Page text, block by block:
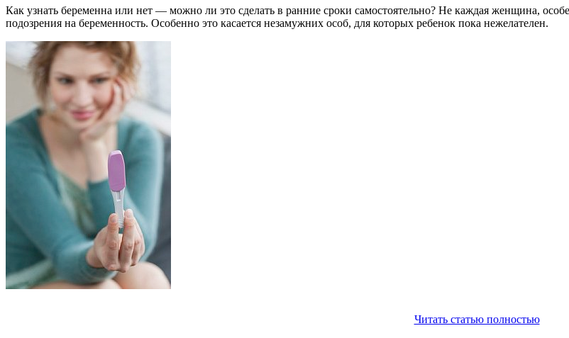
Как узнать беременна или нет — можно ли это сделать в ранние сроки самостоятельно? Не каждая женщина,
подозрения на беременность. Особенно это касается незамужних особ, для которых ребенок пока нежелателен.
Читать статью полностью